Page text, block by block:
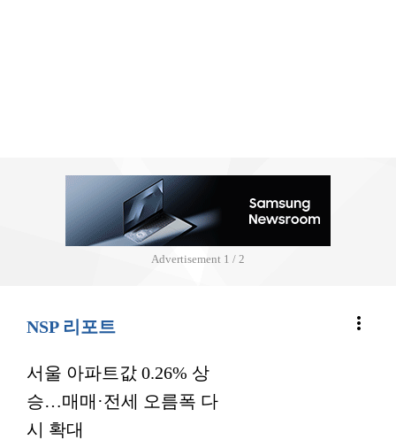
Advertisement 2 / 2
NSP 리포트 more_vert
서울 아파트값 0.26% 상
승…매매·전세 오름폭 다
시 확대